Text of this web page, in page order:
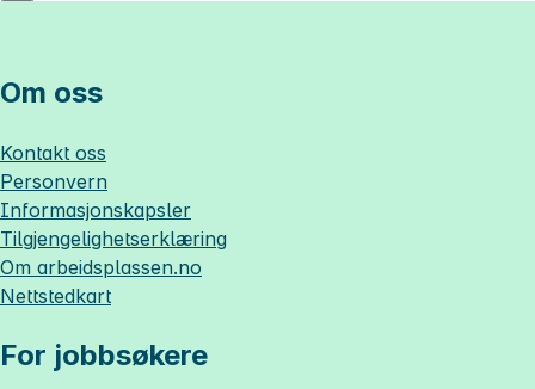
Om oss
Kontakt oss
Personvern
Informasjonskapsler
Tilgjengelighetserklæring
Om arbeidsplassen.no
Nettstedkart
For jobbsøkere